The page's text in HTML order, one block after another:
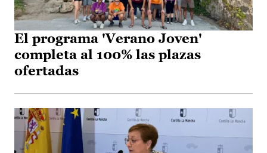
El programa 'Verano Joven'
completa al 100% las plazas
ofertadas